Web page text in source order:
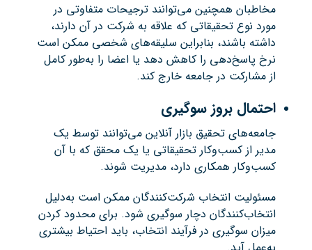
مخاطبان همچنین می‌توانند ترجیحات متفاوتی در
مورد نوع تحقیقاتی که علاقه به شرکت در آن دارند،
داشته باشند، بنابراین سلیقه‌های شخصی ممکن است
نرخ پاسخ‌دهی را کاهش دهد یا اعضا را به‌طور کامل
از مشارکت در جامعه خارج کند.
احتمال بروز سوگیری
جامعه‌های تحقیق بازار آنلاین می‌توانند توسط یک
مدیر از کسب‌وکار تحقیقاتی یا یک محقق که با آن
کسب‌وکار همکاری دارد، مدیریت شوند.
مسئولیت انتخاب شرکت‌کنندگان ممکن است به‌دلیل
انتخاب‌کنندگان دچار سوگیری شود. برای محدود کردن
میزان سوگیری در فرآیند انتخاب، باید احتیاط بیشتری